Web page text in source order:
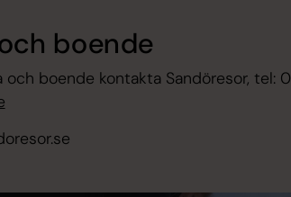
boende
och boende kontakta Sandöresor, tel: